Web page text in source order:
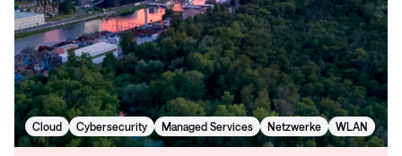
Cloud Cybersecurity Managed Services Netzwerke WLAN